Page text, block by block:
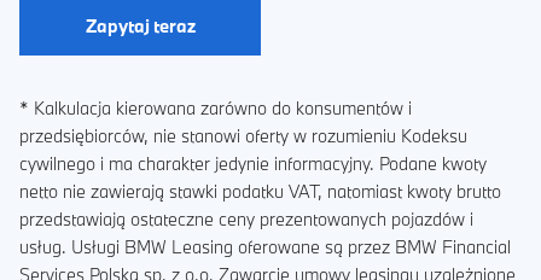
Zapytaj teraz
* Kalkulacja kierowana zarówno do konsumentów i
przedsiębiorców, nie stanowi oferty w rozumieniu Kodeksu
cywilnego i ma charakter jedynie informacyjny. Podane kwoty
netto nie zawierają stawki podatku VAT, natomiast kwoty brutto
przedstawiają ostateczne ceny prezentowanych pojazdów i
usług. Usługi BMW Leasing oferowane są przez BMW Financial
Services Polska sp. z o.o. Zawarcie umowy leasingu uzależnione